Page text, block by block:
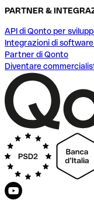
PARTNER &
API di Qonto per
Integrazioni di
Partner di Qonto
Diventare